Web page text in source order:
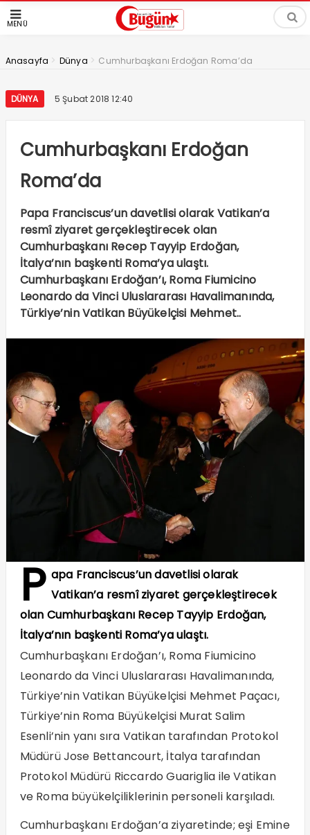
MENÜ
Anasayfa > Dünya > Cumhurbaşkanı Erdoğan Roma’da
DÜNYA 5 Şubat 2018 12:40
Cumhurbaşkanı Erdoğan
Roma’da
Papa Franciscus’un davetlisi olarak Vatikan’a
resmî ziyaret gerçekleştirecek olan
Cumhurbaşkanı Recep Tayyip Erdoğan,
İtalya’nın başkenti Roma’ya ulaştı.
Cumhurbaşkanı Erdoğan’ı, Roma Fiumicino
Leonardo da Vinci Uluslararası Havalimanında,
Türkiye’nin Vatikan Büyükelçisi Mehmet..
P apa Franciscus’un davetlisi olarak
Vatikan’a resmî ziyaret gerçekleştirecek
olan Cumhurbaşkanı Recep Tayyip Erdoğan,
İtalya’nın başkenti Roma’ya ulaştı.
Cumhurbaşkanı Erdoğan’ı, Roma Fiumicino
Leonardo da Vinci Uluslararası Havalimanında,
Türkiye’nin Vatikan Büyükelçisi Mehmet Paçacı,
Türkiye’nin Roma Büyükelçisi Murat Salim
Esenli’nin yanı sıra Vatikan tarafından Protokol
Müdürü Jose Bettancourt, İtalya tarafından
Protokol Müdürü Riccardo Guariglia ile Vatikan
ve Roma büyükelçiliklerinin personeli karşıladı.
Cumhurbaşkanı Erdoğan’a ziyaretinde; eşi Emine